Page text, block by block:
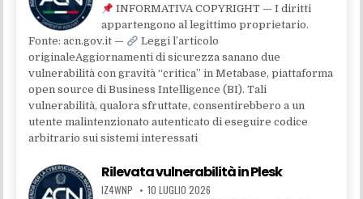
INFORMATIVA COPYRIGHT — I diritti
appartengono al legittimo proprietario.
Fonte: acn.gov.it —
Leggi l’articolo
originaleAggiornamenti di sicurezza sanano due
vulnerabilità con gravità “critica” in Metabase, piattaforma
open source di Business Intelligence (BI). Tali
vulnerabilità, qualora sfruttate, consentirebbero a un
utente malintenzionato autenticato di eseguire codice
arbitrario sui sistemi interessati
Rilevata vulnerabilità in Plesk
IZ4WNP 10 LUGLIO 2026